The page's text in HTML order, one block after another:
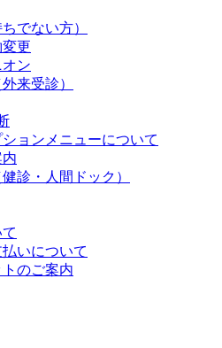
でない方）
更
ン
来受診）
ョンメニューについて
診・人間ドック）
いについて
のご案内